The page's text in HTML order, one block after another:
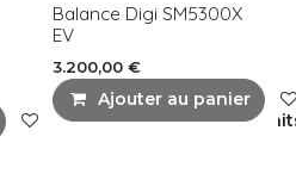
Ajouter à la liste de
Balance Digi SM5300X
EV
3.200,00€
Ajouter au panier